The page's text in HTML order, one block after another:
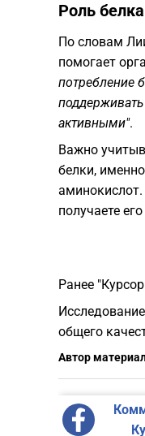
​Роль
​По словам
помогает
потребление
активными".
​Важно
белки,
получаете
Ранее
общего
Автор